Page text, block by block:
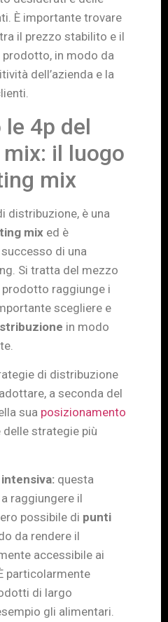
È importante trovare
il prezzo stabilito e il
in modo da
dell’azienda e la
le 4p del
il luogo
mix
distribuzione, è una
mix ed è
di una
Si tratta del mezzo
raggiunge i
scegliere e
in modo
di distribuzione
a seconda del
sua posizionamento
strategie più
questa
raggiungere il
possibile di punti
da rendere il
accessibile ai
particolarmente
di largo
gli alimentari.